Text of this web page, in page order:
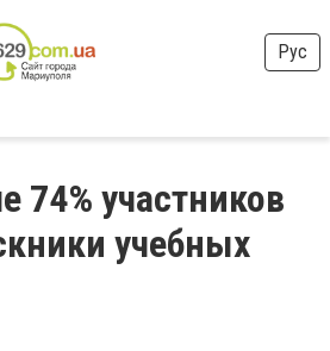
Рус
74% участников
учебных